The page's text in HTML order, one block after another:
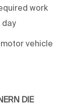
work
vehicle
DIE